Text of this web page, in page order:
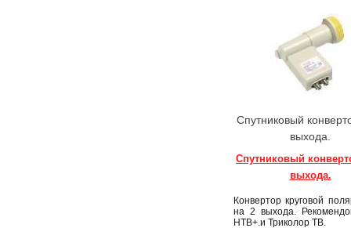
Спутниковый
выхода.
Спутниковый
выхода.
Конвертор круговой
на 2 выхода.
НТВ+.и Триколор ТВ.